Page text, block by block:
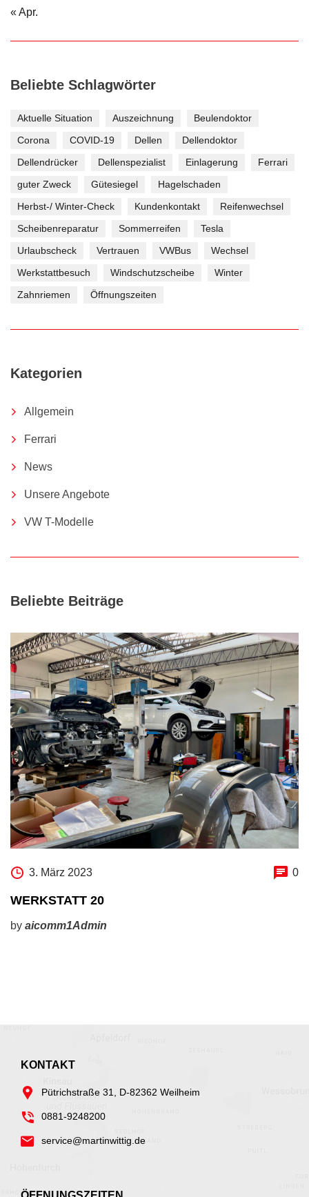
« Apr.
Beliebte Schlagwörter
Aktuelle Situation Auszeichnung
Beulendoktor
Corona
COVID-19 Dellen
Dellendoktor
Dellendrücker
Dellenspezialist Einlagerung
Ferrari
guter Zweck
Gütesiegel
Hagelschaden
Herbst-/ Winter-Check
Kundenkontakt
Reifenwechsel
Scheibenreparatur
Sommerreifen
Tesla
Urlaubscheck
Vertrauen VWBus
Wechsel
Werkstattbesuch
Windschutzscheibe
Winter
Zahnriemen
Öffnungszeiten
Kategorien
Allgemein
Ferrari
News
Unsere Angebote
VW T-Modelle
Beliebte Beiträge
3. März 2023 0
WERKSTATT 20
by aicomm1Admin
KONTAKT
Pütrichstraße 31, D-82362 Weilheim
0881-9248200
service@martinwittig.de